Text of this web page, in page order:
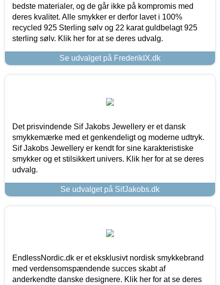
bedste materialer, og de går ikke på kompromis med
deres kvalitet. Alle smykker er derfor lavet i 100%
recycled 925 Sterling sølv og 22 karat guldbelagt 925
sterling sølv. Klik her for at se deres udvalg.
Se udvalget på FrederikIX.dk
Det prisvindende Sif Jakobs Jewellery er et dansk
smykkemærke med et genkendeligt og moderne udtryk.
Sif Jakobs Jewellery er kendt for sine karakteristiske
smykker og et stilsikkert univers. Klik her for at se deres
udvalg.
Se udvalget på SifJakobs.dk
EndlessNordic.dk er et eksklusivt nordisk smykkebrand
med verdensomspændende succes skabt af
anderkendte danske designere. Klik her for at se deres